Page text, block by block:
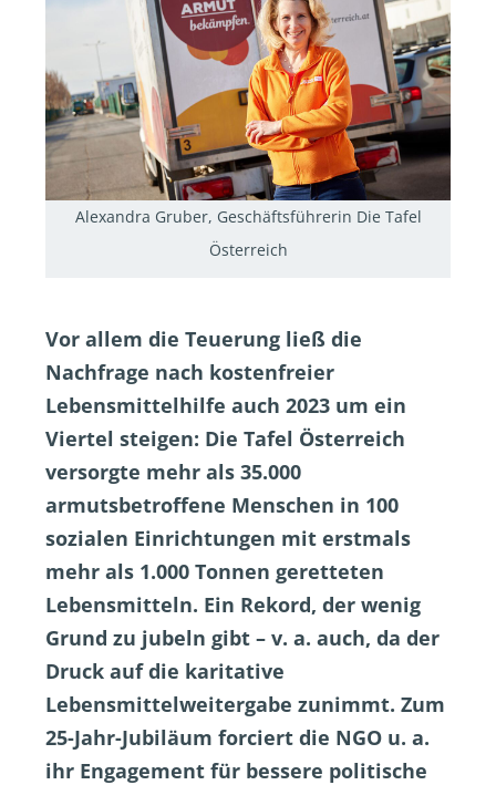
Alexandra Gruber, Geschäftsführerin Die Tafel
Österreich
Vor allem die Teuerung ließ die
Nachfrage nach kostenfreier
Lebensmittelhilfe auch 2023 um ein
Viertel steigen: Die Tafel Österreich
versorgte mehr als 35.000
armutsbetroffene Menschen in 100
sozialen Einrichtungen mit erstmals
mehr als 1.000 Tonnen geretteten
Lebensmitteln. Ein Rekord, der wenig
Grund zu jubeln gibt – v. a. auch, da der
Druck auf die karitative
Lebensmittelweitergabe zunimmt. Zum
25-Jahr-Jubiläum forciert die NGO u. a.
ihr Engagement für bessere politische